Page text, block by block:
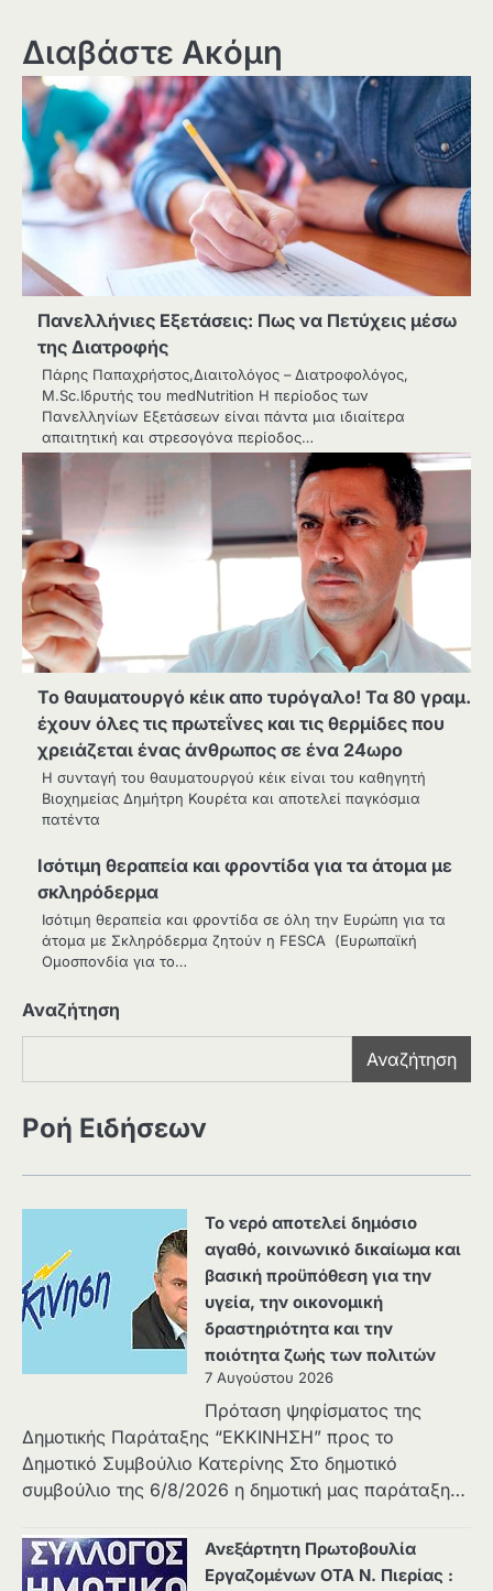
Διαβάστε Ακόμη
Πανελλήνιες Εξετάσεις: Πως να Πετύχεις μέσω
της Διατροφής
Πάρης Παπαχρήστος,Διαιτολόγος – Διατροφολόγος,
M.Sc.Ιδρυτής του medNutrition Η περίοδος των
Πανελληνίων Εξετάσεων είναι πάντα μια ιδιαίτερα
απαιτητική και στρεσογόνα περίοδος…
Το θαυματουργό κέικ απο τυρόγαλο! Τα 80 γραμ.
έχουν όλες τις πρωτεΐνες και τις θερμίδες που
χρειάζεται ένας άνθρωπος σε ένα 24ωρο
Η συνταγή του θαυματουργού κέικ είναι του καθηγητή
Βιοχημείας Δημήτρη Κουρέτα και αποτελεί παγκόσμια
πατέντα
Ισότιμη θεραπεία και φροντίδα για τα άτομα με
σκληρόδερμα
Ισότιμη θεραπεία και φροντίδα σε όλη την Ευρώπη για τα
άτομα με Σκληρόδερμα ζητούν η FESCA (Ευρωπαϊκή
Ομοσπονδία για το…
Αναζήτηση
Αναζήτηση
Ροή Ειδήσεων
Το νερό αποτελεί δημόσιο
αγαθό, κοινωνικό δικαίωμα και
βασική προϋπόθεση για την
υγεία, την οικονομική
δραστηριότητα και την
ποιότητα ζωής των πολιτών
7 Αυγούστου 2026
Πρόταση ψηφίσματος της
Δημοτικής Παράταξης “ΕΚΚΙΝΗΣΗ” προς το
Δημοτικό Συμβούλιο Κατερίνης Στο δημοτικό
συμβούλιο της 6/8/2026 η δημοτική μας παράταξη…
Ανεξάρτητη Πρωτοβουλία
Εργαζομένων ΟΤΑ Ν. Πιερίας :